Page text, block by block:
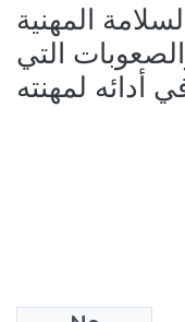
المهنية
التي
أدائه لمهنته